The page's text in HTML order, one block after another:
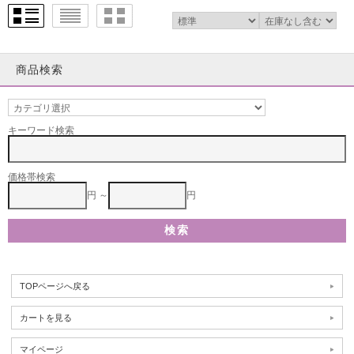
商品検索
キーワード検索
価格帯検索
円 ～
円
TOPページへ戻る
カートを見る
マイページ